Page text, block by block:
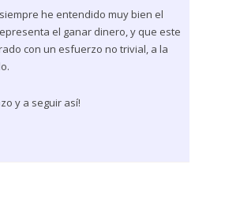
he entendido muy bien el
el ganar dinero, y que este
con un esfuerzo no trivial, a la
y a seguir así!